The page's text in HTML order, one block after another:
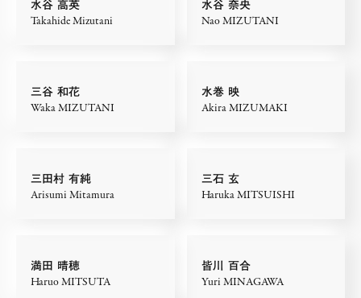
水谷 高英
Takahide Mizutani
水谷 奈央
Nao MIZUTANI
三谷 和花
Waka MIZUTANI
水巻 映
Akira MIZUMAKI
三田村 有純
Arisumi Mitamura
三石 玄
Haruka MITSUISHI
満田 晴穂
Haruo MITSUTA
皆川 百合
Yuri MINAGAWA